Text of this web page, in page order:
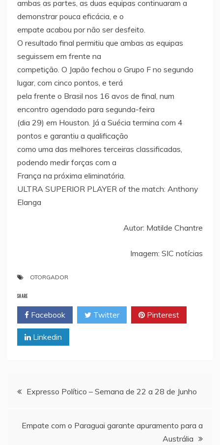
ambas as partes, as duas equipas continuaram a
demonstrar pouca eficácia, e o
empate acabou por não ser desfeito.
O resultado final permitiu que ambas as equipas
seguissem em frente na
competição. O Japão fechou o Grupo F no segundo
lugar, com cinco pontos, e terá
pela frente o Brasil nos 16 avos de final, num
encontro agendado para segunda-feira
(dia 29) em Houston. Já a Suécia termina com 4
pontos e garantiu a qualificação
como uma das melhores terceiras classificadas,
podendo medir forças com a
França na próxima eliminatória.
ULTRA SUPERIOR PLAYER of the match: Anthony
Elanga
Autor: Matilde Chantre
Imagem: SIC notícias
OTORGADOR
SHARE
Facebook Twitter Pinterest
Linkedin
Navegação
Expresso Político – Semana de 22 a 28 de Junho
Empate com o Paraguai garante apuramento para a
Austrália